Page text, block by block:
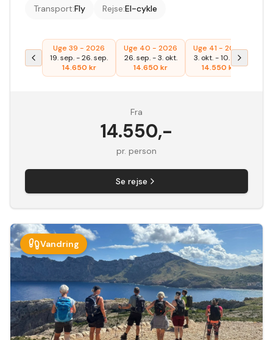
Transport:Fly Rejse:El-cykle
Uge 39 - 2026
19. sep.-26. sep.
14.650 kr
Uge 40 - 2026
26. sep.-3. okt.
14.650 kr
Uge 41 - 2026
3. okt.-10. okt.
14.550 kr
Fra
14.550,-
pr. person
Se rejse
Vandring